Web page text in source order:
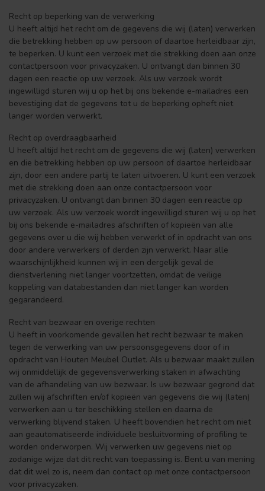
Recht op beperking van de verwerking
U heeft altijd het recht om de gegevens die wij (laten) verwerken
die betrekking hebben op uw persoon of daartoe herleidbaar zijn,
te beperken. U kunt een verzoek met die strekking doen aan onze
contactpersoon voor privacyzaken. U ontvangt dan binnen 30
dagen een reactie op uw verzoek. Als uw verzoek wordt
ingewilligd sturen wij u op het bij ons bekende e-mailadres een
bevestiging dat de gegevens tot u de beperking opheft niet
langer worden verwerkt.
Recht op overdraagbaarheid
U heeft altijd het recht om de gegevens die wij (laten) verwerken
en die betrekking hebben op uw persoon of daartoe herleidbaar
zijn, door een andere partij te laten uitvoeren. U kunt een verzoek
met die strekking doen aan onze contactpersoon voor
privacyzaken. U ontvangt dan binnen 30 dagen een reactie op
uw verzoek. Als uw verzoek wordt ingewilligd sturen wij u op het
bij ons bekende e-mailadres afschriften of kopieën van alle
gegevens over u die wij hebben verwerkt of in opdracht van ons
door andere verwerkers of derden zijn verwerkt. Naar alle
waarschijnlijkheid kunnen wij in een dergelijk geval de
dienstverlening niet langer voortzetten, omdat de veilige
koppeling van databestanden dan niet langer kan worden
gegarandeerd.
Recht van bezwaar en overige rechten
U heeft in voorkomende gevallen het recht bezwaar te maken
tegen de verwerking van uw persoonsgegevens door of in
opdracht van Houten Meubel Outlet. Als u bezwaar maakt zullen
wij onmiddellijk de gegevensverwerking staken in afwachting
van de afhandeling van uw bezwaar. Is uw bezwaar gegrond dat
zullen wij afschriften en/of kopieën van gegevens die wij (laten)
verwerken aan u ter beschikking stellen en daarna de
verwerking blijvend staken. U heeft bovendien het recht om niet
aan geautomatiseerde individuele besluitvorming of profiling te
worden onderworpen. Wij verwerken uw gegevens niet op
zodanige wijze dat dit recht van toepassing is. Bent u van mening
dat dit wel zo is, neem dan contact op met onze contactpersoon
voor privacyzaken.